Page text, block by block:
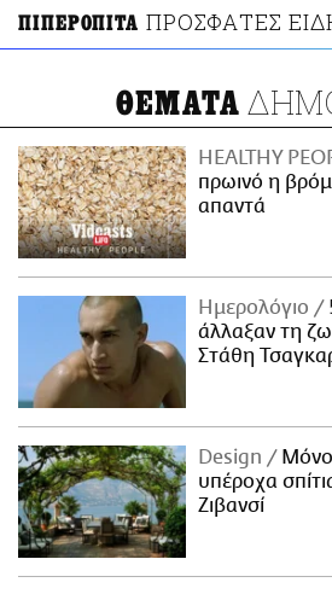
ΠΙΠΕΡΟΠΙΤΑ ΠΡΟΣΦΑΤΕΣ
ΘΕΜΑΤΑ
HEALTHY
πρωινό η
απαντά
Ημερολόγιο
άλλαξαν τη
Στάθη
Design
Μόνο
υπέροχα
Ζιβανσί